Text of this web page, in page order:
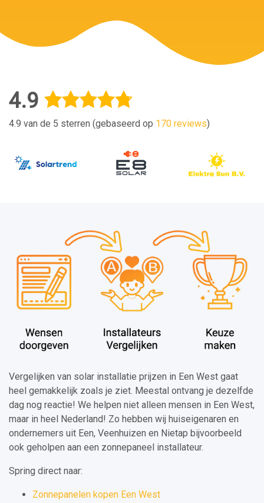
4.9
4.9 van de 5 sterren (gebaseerd op 170 reviews)
Vergelijken van solar installatie prijzen in Een West gaat
heel gemakkelijk zoals je ziet. Meestal ontvang je dezelfde
dag nog reactie! We helpen niet alleen mensen in Een West,
maar in heel Nederland! Zo hebben wij huiseigenaren en
ondernemers uit Een, Veenhuizen en Nietap bijvoorbeeld
ook geholpen aan een zonnepaneel installateur.
Spring direct naar:
Zonnepanelen kopen Een West